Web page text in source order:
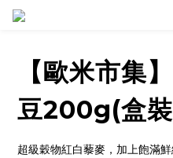
【歐米市集
豆200g(盒
超級穀物紅白藜麥，加上飽滿